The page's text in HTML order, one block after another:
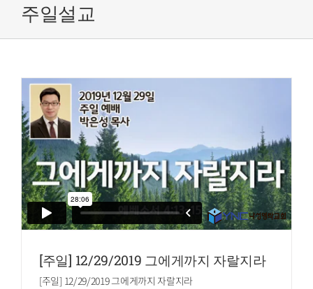
주일설교
[주일] 12/29/2019 그에게까지 자랄지라
[주일] 12/29/2019 그에게까지 자랄지라